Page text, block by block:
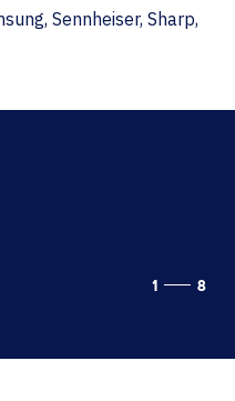
Sennheiser, Sharp,
1 8